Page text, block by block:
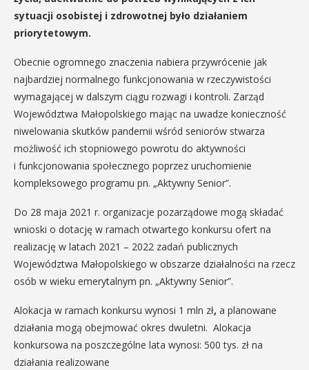
sytuacji osobistej i zdrowotnej było działaniem
priorytetowym.
Obecnie ogromnego znaczenia nabiera przywrócenie jak
najbardziej normalnego funkcjonowania w rzeczywistości
wymagającej w dalszym ciągu rozwagi i kontroli. Zarząd
Województwa Małopolskiego mając na uwadze konieczność
niwelowania skutków pandemii wśród seniorów stwarza
możliwość ich stopniowego powrotu do aktywności
i funkcjonowania społecznego poprzez uruchomienie
kompleksowego programu pn. „Aktywny Senior”.
Do 28 maja 2021 r. organizacje pozarządowe mogą składać
wnioski o dotację w ramach otwartego konkursu ofert na
realizację w latach 2021 – 2022 zadań publicznych
Województwa Małopolskiego w obszarze działalności na rzecz
osób w wieku emerytalnym pn. „Aktywny Senior”.
Alokacja w ramach konkursu wynosi 1 mln zł, a planowane
działania mogą obejmować okres dwuletni. Alokacja
konkursowa na poszczególne lata wynosi: 500 tys. zł na
działania realizowane